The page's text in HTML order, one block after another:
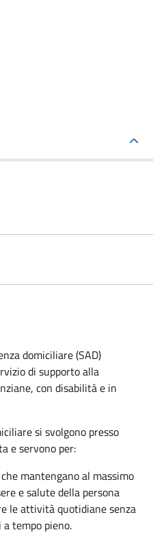
di supporto alla
con disabilità e in
si svolgono presso
e servono per:
mantengano al massimo
e salute della persona
le attività quotidiane senza
tempo pieno.